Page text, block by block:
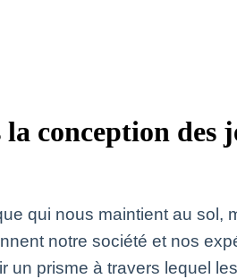
conception des
qui nous maintient au
notre société et nos
prisme à travers lequel